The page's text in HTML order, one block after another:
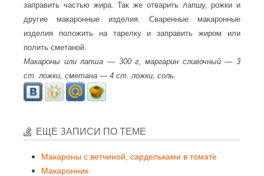
заправить частью жира. Так же отварить лапшу, рожки и
другие макаронные изделия. Сваренные макаронные
изделия положить на тарелку и заправить жиром или
полить сметаной.
Макароны или лапша — 300 г, маргарин сливочный — 3
ст. ложки, сметана — 4 ст. ложки, соль.
ЕЩЕ ЗАПИСИ ПО ТЕМЕ
Макароны с ветчиной, сардельками в томате
Макаронник